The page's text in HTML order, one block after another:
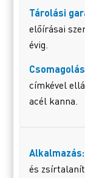
Tárolási
előírásai
évig.
Csomagolás
címkével
acél kanna.
és